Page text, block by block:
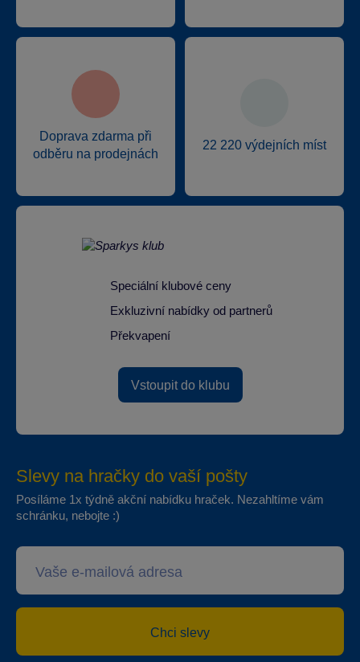
Doprava zdarma při
odběru na prodejnách
22 220 výdejních míst
Speciální klubové ceny
Exkluzivní nabídky od partnerů
Překvapení
Vstoupit do klubu
Slevy na hračky do vaší pošty
Posíláme 1x týdně akční nabídku hraček. Nezahltíme vám
schránku, nebojte :)
Chci slevy